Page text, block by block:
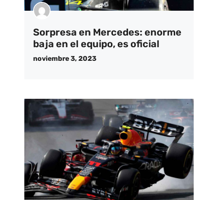
Sorpresa en Mercedes: enorme
baja en el equipo, es oficial
noviembre 3, 2023